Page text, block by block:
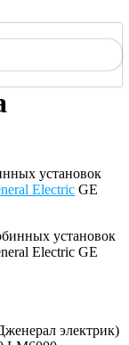
установок
Electric GE
электрик)